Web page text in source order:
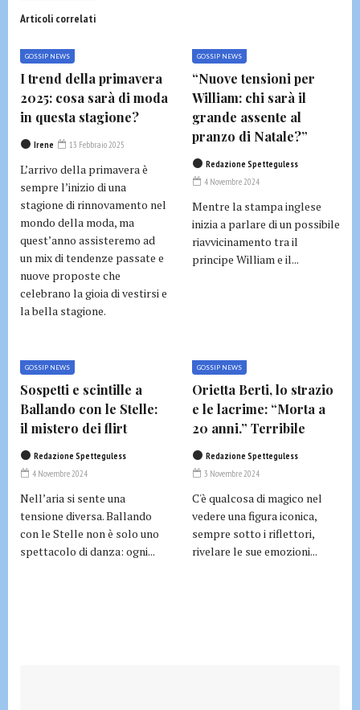
Articoli correlati
GOSSIP NEWS
I trend della primavera
2025: cosa sarà di moda
in questa stagione?
Irene 13 Febbraio 2025
L’arrivo della primavera è
sempre l’inizio di una
stagione di rinnovamento nel
mondo della moda, ma
quest’anno assisteremo ad
un mix di tendenze passate e
nuove proposte che
celebrano la gioia di vestirsi e
la bella stagione.
GOSSIP NEWS
“Nuove tensioni per
William: chi sarà il
grande assente al
pranzo di Natale?”
Redazione Spetteguless
4 Novembre 2024
Mentre la stampa inglese
inizia a parlare di un possibile
riavvicinamento tra il
principe William e il...
GOSSIP NEWS
Sospetti e scintille a
Ballando con le Stelle:
il mistero dei flirt
Redazione Spetteguless
4 Novembre 2024
Nell’aria si sente una
tensione diversa. Ballando
con le Stelle non è solo uno
spettacolo di danza: ogni...
GOSSIP NEWS
Orietta Berti, lo strazio
e le lacrime: “Morta a
20 anni.” Terribile
Redazione Spetteguless
3 Novembre 2024
C'è qualcosa di magico nel
vedere una figura iconica,
sempre sotto i riflettori,
rivelare le sue emozioni...